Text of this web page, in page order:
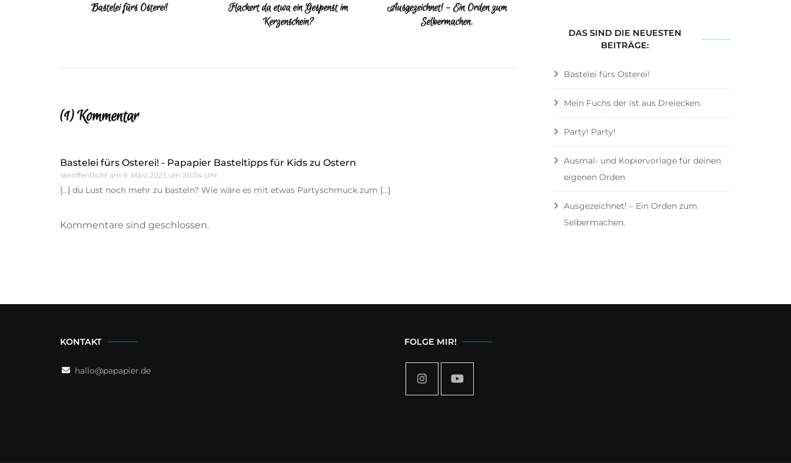
Bastelei fürs Osterei!
Flackert da etwa ein Gespenst im
Kerzenschein?
Ausgezeichnet! – Ein Orden zum
Selbermachen.
(1) Kommentar
Bastelei fürs Osterei! - Papapier Basteltipps für Kids zu Ostern
Veröffentlicht am 9. März 2023 um 20:04 Uhr
[…] du Lust noch mehr zu basteln? Wie wäre es mit etwas Partyschmuck zum […]
Kommentare sind geschlossen.
DAS SIND DIE NEUESTEN
BEITRÄGE:
Bastelei fürs Osterei!
Mein Fuchs der ist aus Dreiecken.
Party! Party!
Ausmal- und Kopiervorlage für deinen
eigenen Orden
Ausgezeichnet! – Ein Orden zum
Selbermachen.
KONTAKT
hallo@papapier.de
FOLGE MIR!